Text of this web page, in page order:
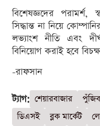
বিশেষজ্ঞদের পরামর্শ,
সিদ্ধান্ত না নিয়ে
লভ্যাংশ নীতি এবং
বিনিয়োগ করাই হবে
-রাফসান
ট্যাগ: শেয়ারবাজার
ডিএসই
ব্লক মার্কেট